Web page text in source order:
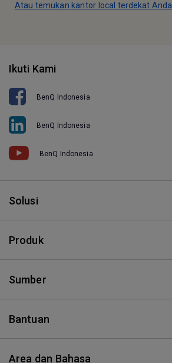
Atau temukan kantor local terdekat Anda
Ikuti Kami
BenQ Indonesia
BenQ Indonesia
BenQ Indonesia
Solusi
Produk
Sumber
Bantuan
Area dan Bahasa